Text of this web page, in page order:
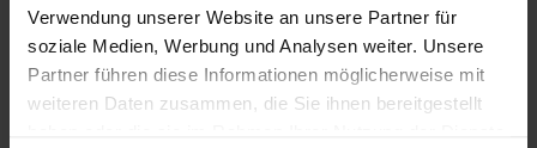
Verwendung unserer Website an unsere Partner für
soziale Medien, Werbung und Analysen weiter. Unsere
Partner führen diese Informationen möglicherweise mit
weiteren Daten zusammen, die Sie ihnen bereitgestellt